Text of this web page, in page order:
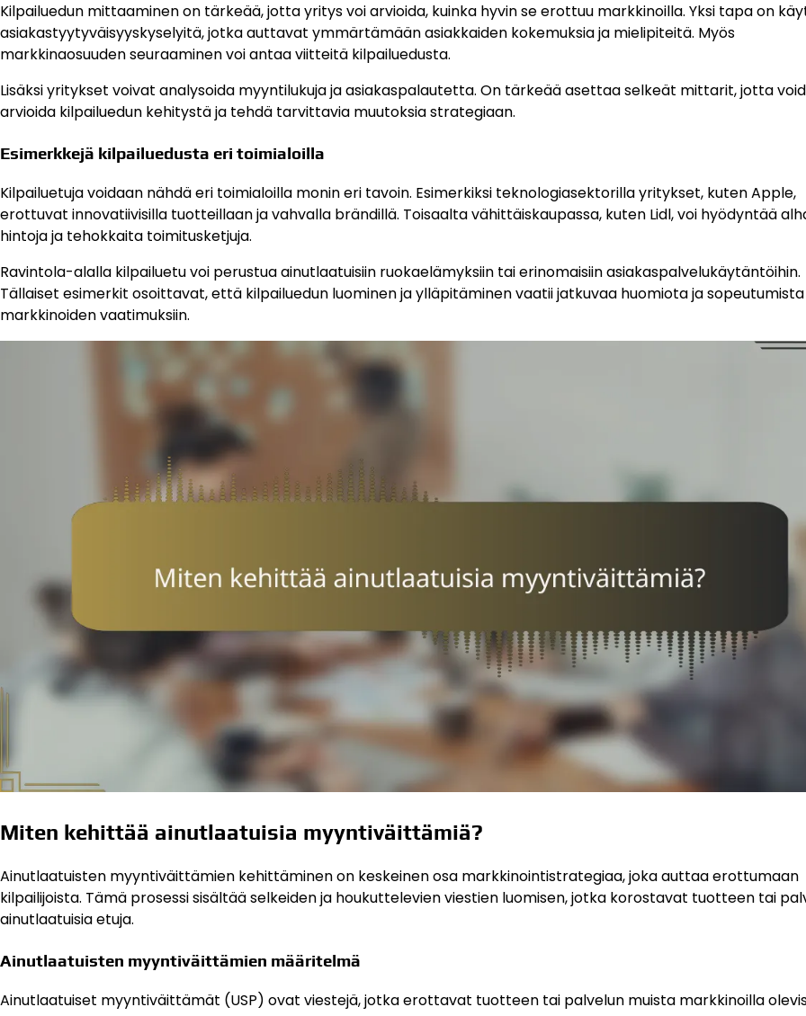
Kilpailuedun mittaaminen on tärkeää, jotta yritys voi arvioida, kuinka hyvin se erottuu markkinoilla. Yksi tapa on
asiakastyytyväisyyskyselyitä, jotka auttavat ymmärtämään asiakkaiden kokemuksia ja mielipiteitä. Myös
markkinaosuuden seuraaminen voi antaa viitteitä kilpailuedusta.
Lisäksi yritykset voivat analysoida myyntilukuja ja asiakaspalautetta. On tärkeää asettaa selkeät mittarit, jotta
arvioida kilpailuedun kehitystä ja tehdä tarvittavia muutoksia strategiaan.
Esimerkkejä kilpailuedusta eri toimialoilla
Kilpailuetuja voidaan nähdä eri toimialoilla monin eri tavoin. Esimerkiksi teknologiasektorilla yritykset, kuten Apple,
erottuvat innovatiivisilla tuotteillaan ja vahvalla brändillä. Toisaalta vähittäiskaupassa, kuten Lidl, voi hyödyntää
hintoja ja tehokkaita toimitusketjuja.
Ravintola-alalla kilpailuetu voi perustua ainutlaatuisiin ruokaelämyksiin tai erinomaisiin asiakaspalvelukäytäntöihin.
Tällaiset esimerkit osoittavat, että kilpailuedun luominen ja ylläpitäminen vaatii jatkuvaa huomiota ja sopeutumista
markkinoiden vaatimuksiin.
Miten kehittää ainutlaatuisia myyntiväittämiä?
Ainutlaatuisten myyntiväittämien kehittäminen on keskeinen osa markkinointistrategiaa, joka auttaa erottumaan
kilpailijoista. Tämä prosessi sisältää selkeiden ja houkuttelevien viestien luomisen, jotka korostavat tuotteen tai
ainutlaatuisia etuja.
Ainutlaatuisten myyntiväittämien määritelmä
Ainutlaatuiset myyntiväittämät (USP) ovat viestejä, jotka erottavat tuotteen tai palvelun muista markkinoilla